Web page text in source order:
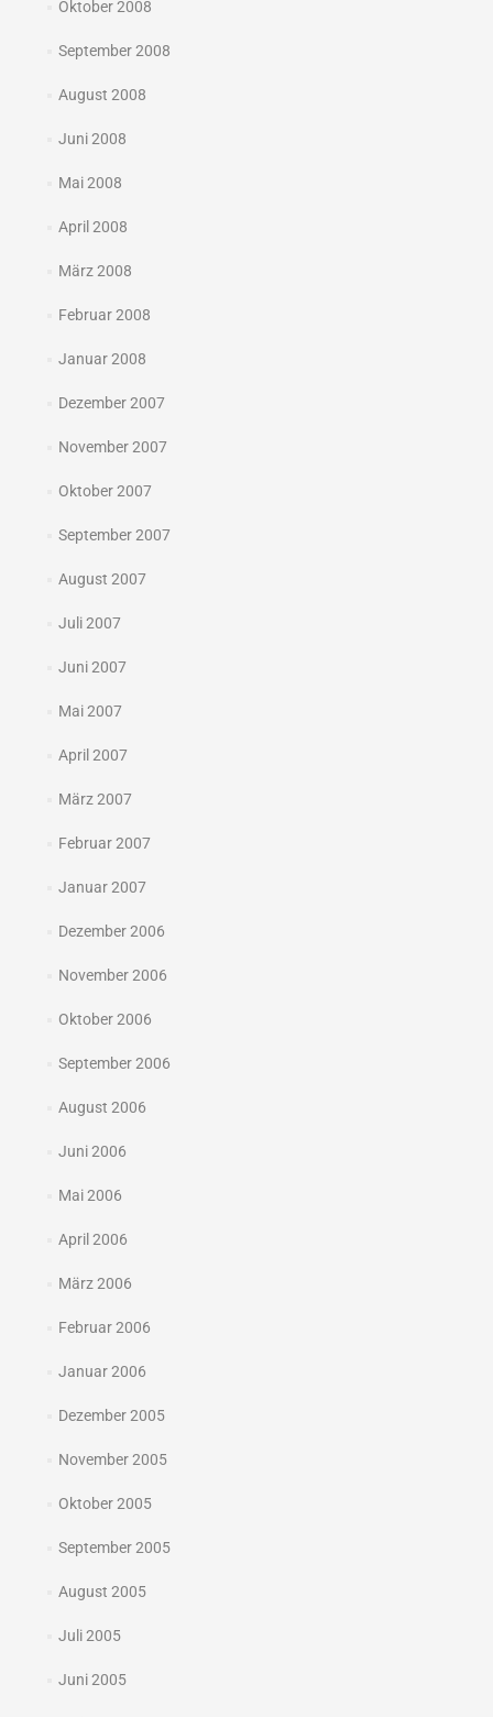
Oktober 2008
September 2008
August 2008
Juni 2008
Mai 2008
April 2008
März 2008
Februar 2008
Januar 2008
Dezember 2007
November 2007
Oktober 2007
September 2007
August 2007
Juli 2007
Juni 2007
Mai 2007
April 2007
März 2007
Februar 2007
Januar 2007
Dezember 2006
November 2006
Oktober 2006
September 2006
August 2006
Juni 2006
Mai 2006
April 2006
März 2006
Februar 2006
Januar 2006
Dezember 2005
November 2005
Oktober 2005
September 2005
August 2005
Juli 2005
Juni 2005